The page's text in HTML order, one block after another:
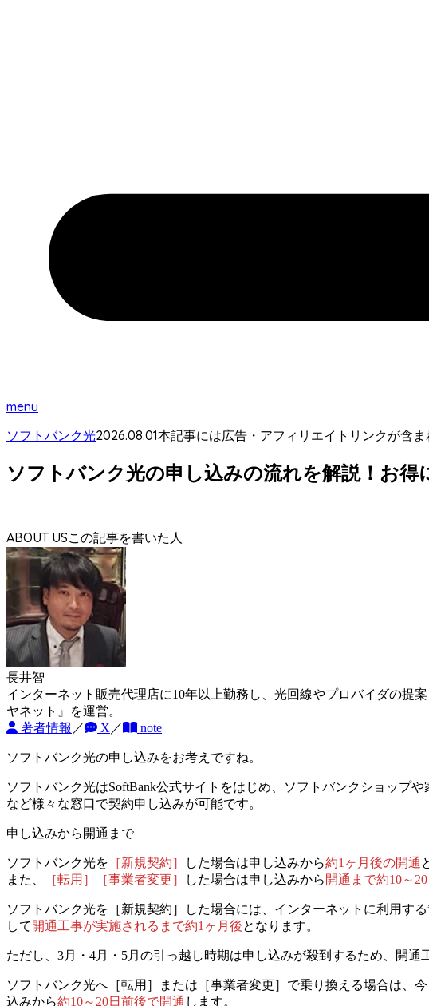
menu
ソフトバンク光2026.08.01本記事には広告・アフィリエイトリンクが含ま
ソフトバンク光の申し込みの流れを解説！お得
ABOUT US
長井智
インターネット販売代理店に10年以上勤務し、光回線やプロバイダの提
ヤネット』を運営。
著者情報 ／ X ／ note
ソフトバンク光の申し込みをお考えですね。
ソフトバンク光はSoftBank公式サイトをはじめ、ソフトバンクショップ
など様々な窓口で契約申し込みが可能です。
申し込みから開通まで
ソフトバンク光を ［新規契約］ した場合は申し込みから約1ヶ月後の開通
また、
［転用］［事業者変更］ した場合は申し込みから 開通まで約10～
ソフトバンク光を［新規契約］した場合には、インターネットに利用す
して 開通工事が実施されるまで約1ヶ月後となります。
ただし、3月・4月・5月の引っ越し時期は申し込みが殺到するため、開通
ソフトバンク光へ［転用］または［事業者変更］で乗り換える場合は、
込みから約10～20日前後で開通 します。